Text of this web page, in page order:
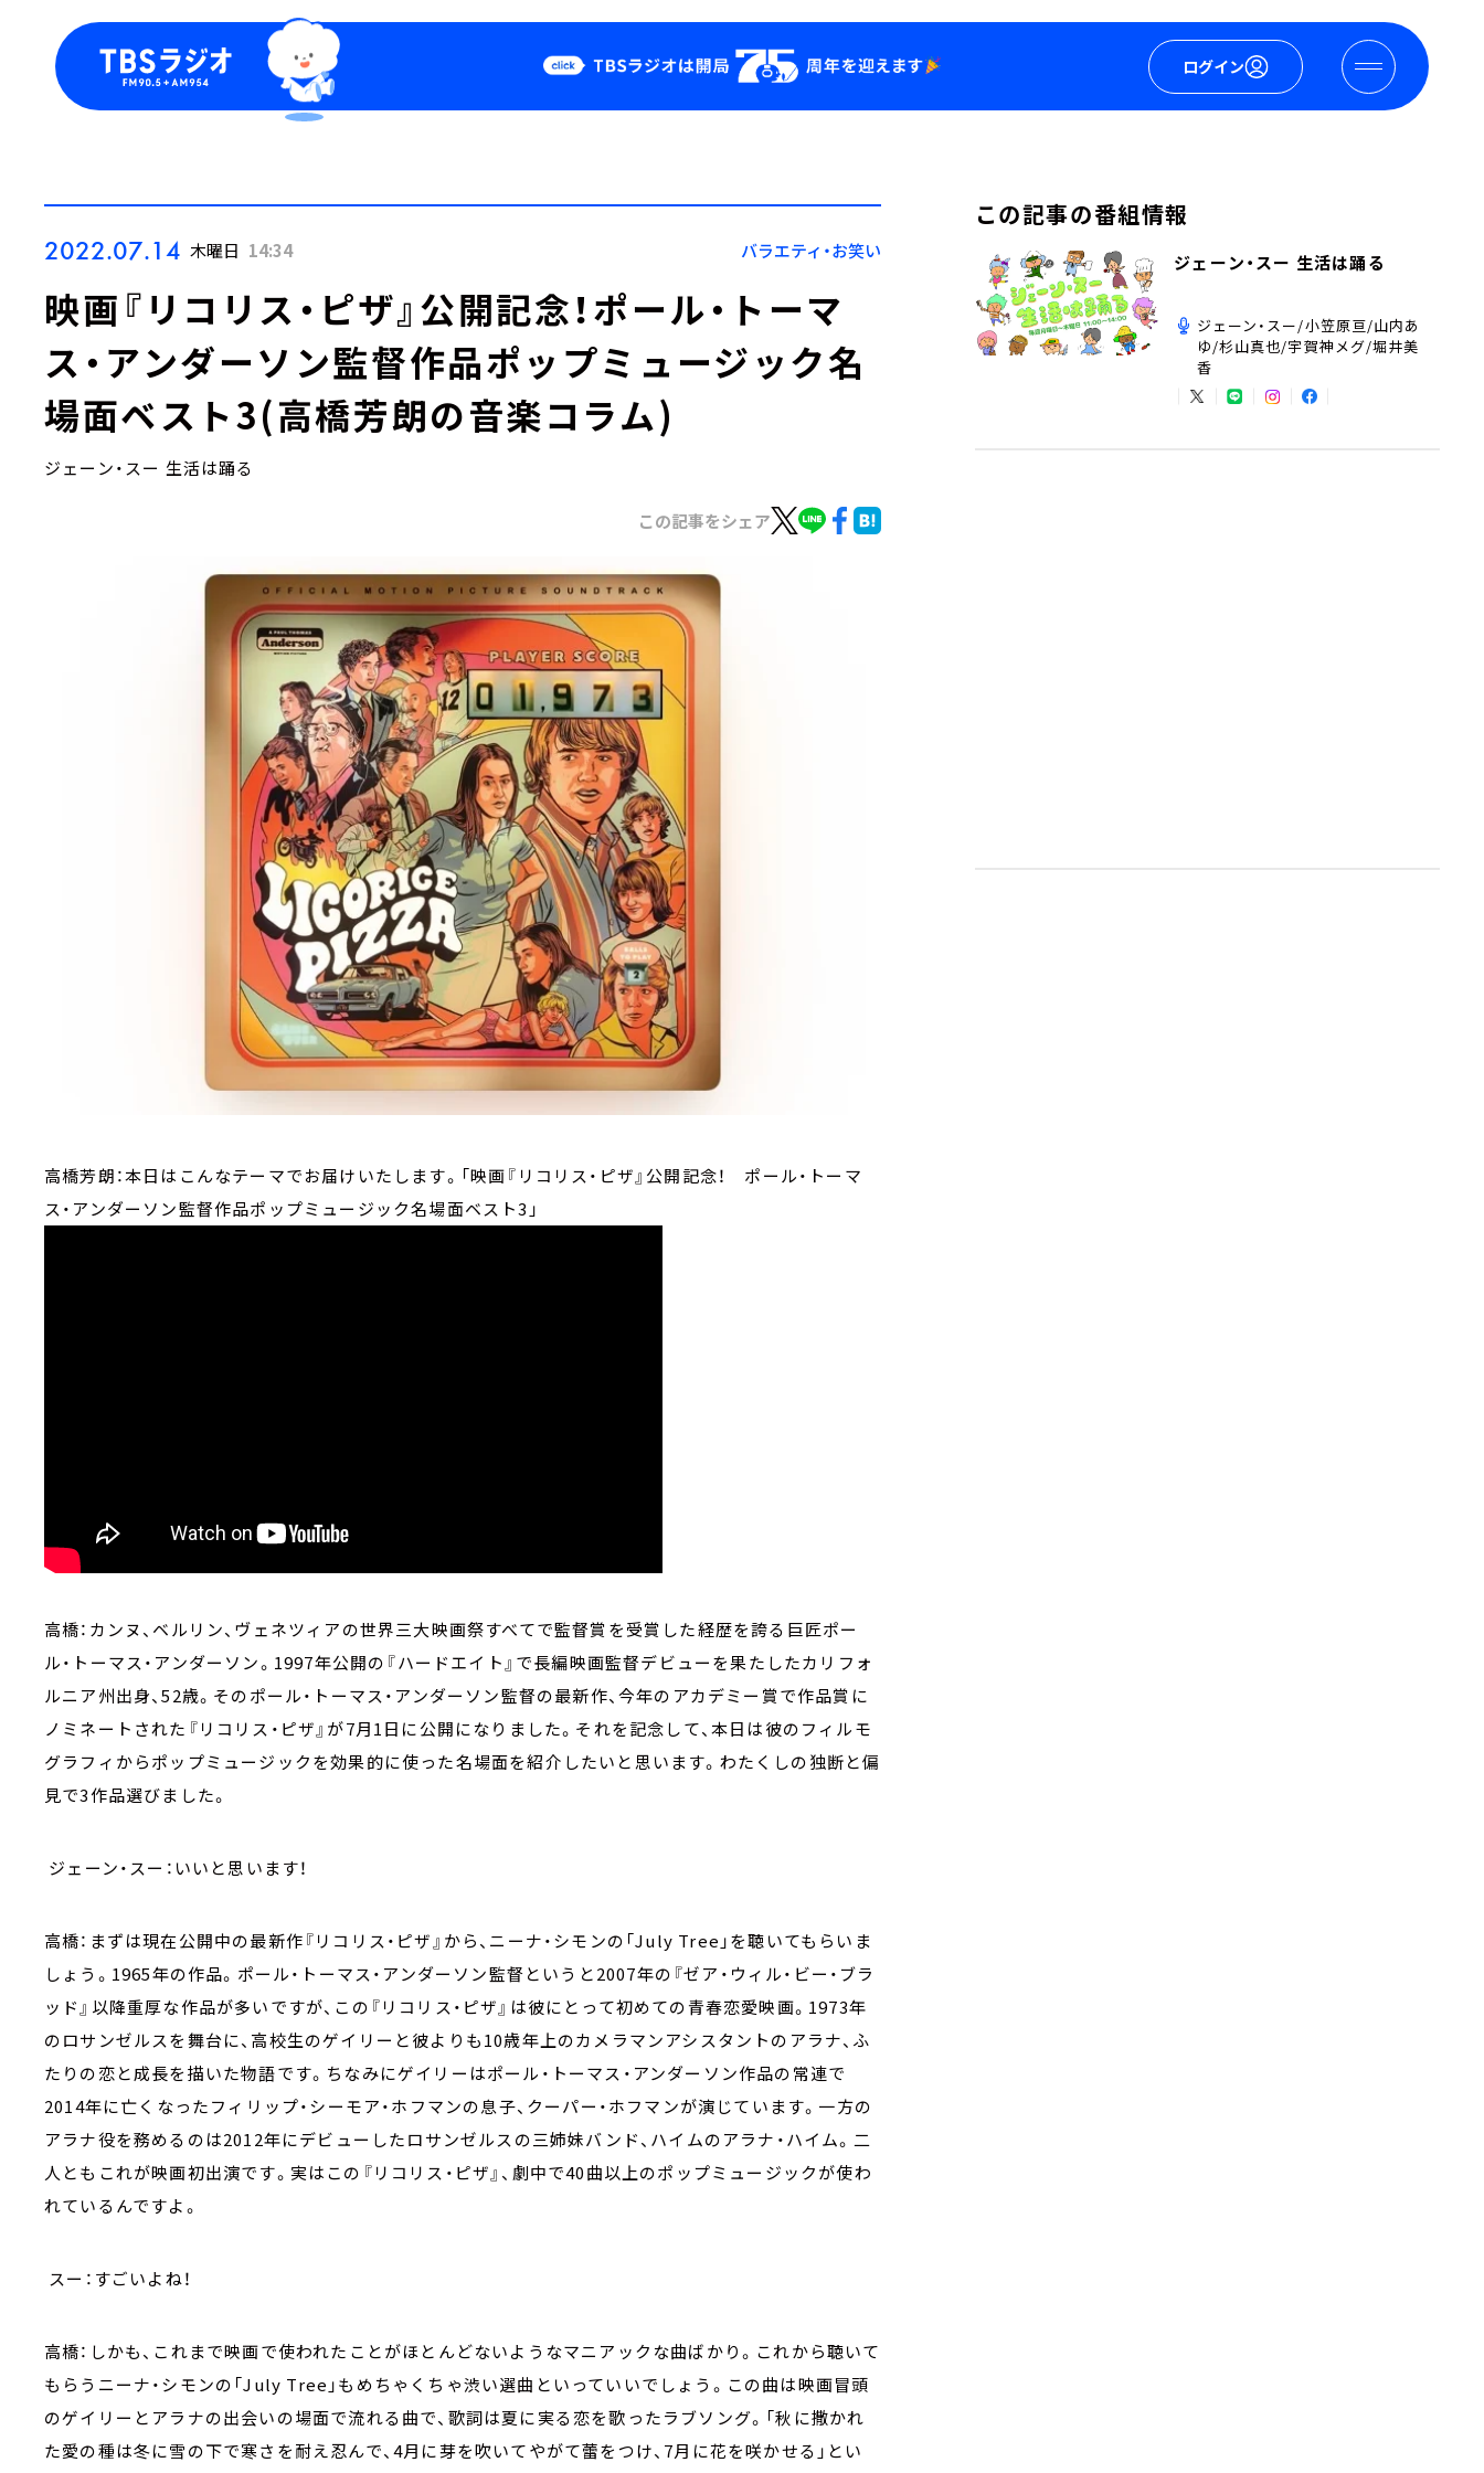
ログイン
Podcast
YouTube
会社情報
2022.07.14 木曜日 14:34 バラエティ・お笑い
映画『リコリス・ピザ』公開記念！ポール・トーマ
ス・アンダーソン監督作品ポップミュージック名
場面ベスト3(高橋芳朗の音楽コラム)
ジェーン・スー 生活は踊る
この記事をシェア
高橋芳朗：本日はこんなテーマでお届けいたします。「映画『リコリス・ピザ』公開記念！ ポール・トーマ
ス・アンダーソン監督作品ポップミュージック名場面ベスト3」
高橋：カンヌ、ベルリン、ヴェネツィアの世界三大映画祭すべてで監督賞を受賞した経歴を誇る巨匠ポー
ル・トーマス・アンダーソン。1997年公開の『ハードエイト』で長編映画監督デビューを果たしたカリフォ
ルニア州出身、52歳。そのポール・トーマス・アンダーソン監督の最新作、今年のアカデミー賞で作品賞に
ノミネートされた『リコリス・ピザ』が7月1日に公開になりました。それを記念して、本日は彼のフィルモ
グラフィからポップミュージックを効果的に使った名場面を紹介したいと思います。わたくしの独断と偏
見で3作品選びました。
ジェーン・スー：いいと思います！
高橋：まずは現在公開中の最新作『リコリス・ピザ』から、ニーナ・シモンの「July Tree」を聴いてもらいま
しょう。1965年の作品。ポール・トーマス・アンダーソン監督というと2007年の『ゼア・ウィル・ビー・ブラ
ッド』以降重厚な作品が多いですが、この『リコリス・ピザ』は彼にとって初めての青春恋愛映画。1973年
のロサンゼルスを舞台に、高校生のゲイリーと彼よりも10歳年上のカメラマンアシスタントのアラナ、ふ
たりの恋と成長を描いた物語です。ちなみにゲイリーはポール・トーマス・アンダーソン作品の常連で
2014年に亡くなったフィリップ・シーモア・ホフマンの息子、クーパー・ホフマンが演じています。一方の
アラナ役を務めるのは2012年にデビューしたロサンゼルスの三姉妹バンド、ハイムのアラナ・ハイム。二
人ともこれが映画初出演です。実はこの『リコリス・ピザ』、劇中で40曲以上のポップミュージックが使わ
れているんですよ。
スー：すごいよね！
高橋：しかも、これまで映画で使われたことがほとんどないようなマニアックな曲ばかり。これから聴いて
もらうニーナ・シモンの「July Tree」もめちゃくちゃ渋い選曲といっていいでしょう。この曲は映画冒頭
のゲイリーとアラナの出会いの場面で流れる曲で、歌詞は夏に実る恋を歌ったラブソング。「秋に撒かれ
た愛の種は冬に雪の下で寒さを耐え忍んで、4月に芽を吹いてやがて蕾をつけ、7月に花を咲かせる」とい
この記事の番組情報
ジェーン・スー 生活は踊る
ジェーン・スー/小笠原亘/山内あ
ゆ/杉山真也/宇賀神メグ/堀井美
香